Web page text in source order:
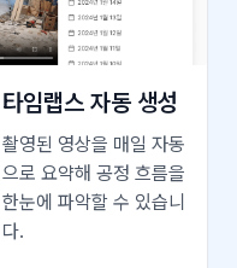
타임랩스 자동 생성
촬영된 영상을 매일 자동
으로 요약해 공정 흐름을
한눈에 파악할 수 있습니
다.